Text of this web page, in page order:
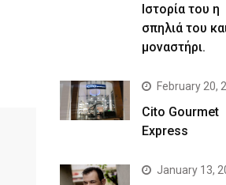
Ιστορία του η
σπηλιά του
μοναστήρι.
February 20,
Cito Gourmet
Express
January 13,